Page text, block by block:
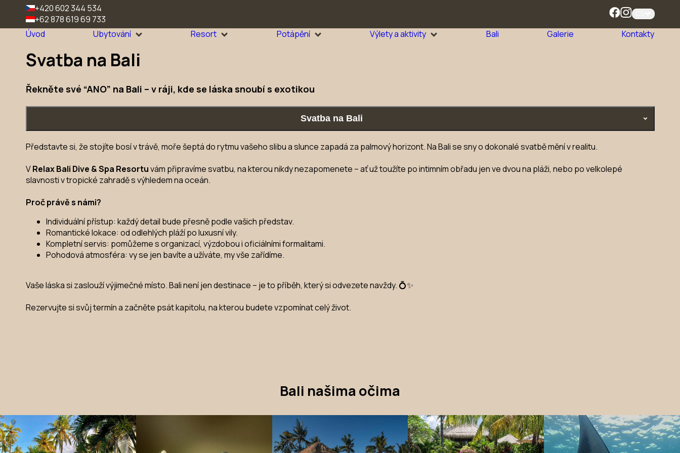
+420 602 344 534
+62 878 619 69 733
Úvod Ubytování Resort Potápění Výlety a aktivity Bali Galerie Kontakty
Svatba na Bali
Řekněte své “ANO” na Bali – v ráji, kde se láska snoubí s exotikou
Svatba na Bali
Představte si, že stojíte bosí v trávě, moře šeptá do rytmu vašeho slibu a slunce zapadá za palmový horizont. Na Bali se sny o dokonalé svatbě mění v realitu.
VRelax Bali Dive & Spa Resortuvám připravíme svatbu, na kterou nikdy nezapomenete – ať už toužíte po intimním obřadu jen ve dvou na pláži, nebo po velkolepé
slavnosti v tropické zahradě s výhledem na oceán.
Proč právě s námi?
Individuální přístup: každý detail bude přesně podle vašich představ.
Romantické lokace: od odlehlých pláží po luxusní vily.
Kompletní servis: pomůžeme s organizací, výzdobou i oficiálními formalitami.
Pohodová atmosféra: vy se jen bavíte a užíváte, my vše zařídíme.
Vaše láska si zaslouží výjimečné místo. Bali není jen destinace – je to příběh, který si odvezete navždy. 💍✨
Rezervujte si svůj termín a začněte psát kapitolu, na kterou budete vzpomínat celý život.
Bali našima očima